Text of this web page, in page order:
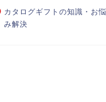
カタログギフトの知識・お悩
み解決